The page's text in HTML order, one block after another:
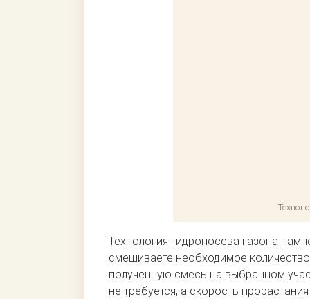
Технология гидропосева газона
смешиваете необходимое
полученную смесь на выбранном
не требуется, а скорость